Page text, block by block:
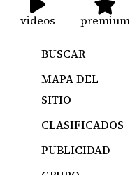
videos premium
BUSCAR
MAPA DEL
SITIO
CLASIFICADOS
PUBLICIDAD